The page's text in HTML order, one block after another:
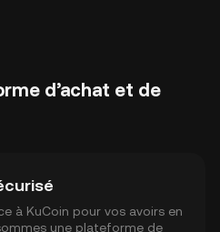
d’achat et de
à KuCoin pour vos avoirs en
une plateforme de